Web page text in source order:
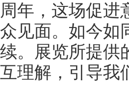
周年，这场促进
众见面。如今如
续。展览所提供
互理解，引导我